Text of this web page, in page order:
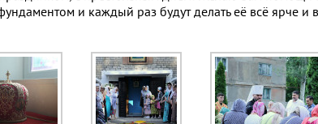
и каждый раз будут делать её всё ярче и